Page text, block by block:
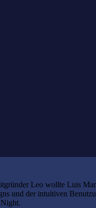
Leo wollte Luis
und der intuitiven